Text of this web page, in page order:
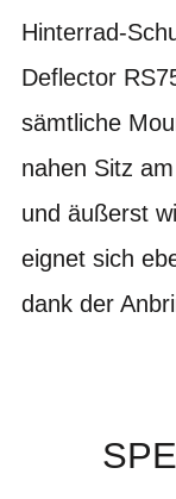
Hinterrad-
Deflector
sämtliche
nahen Sitz
und äußerst
eignet sich
dank der